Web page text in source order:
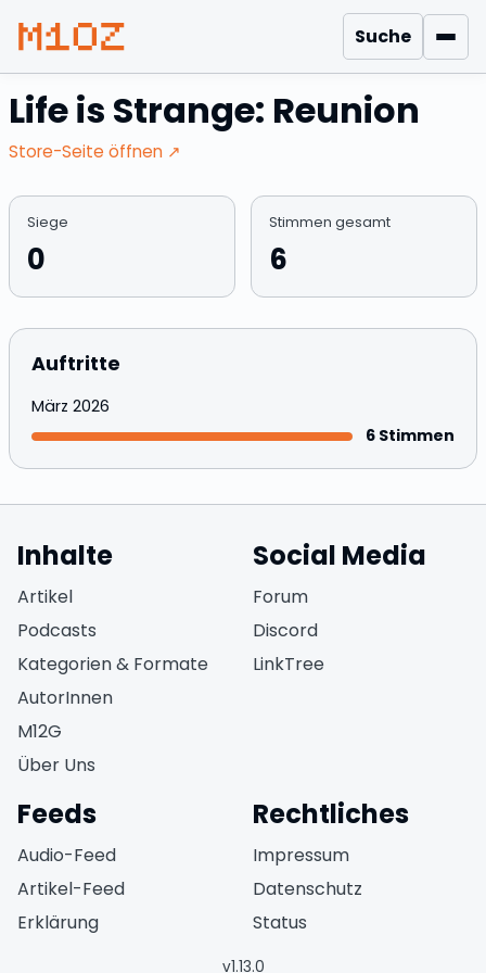
Suche
Life is Strange: Reunion
Store-Seite öffnen ↗
Siege
0
Stimmen gesamt
6
Auftritte
März 2026
6 Stimmen
Inhalte
Artikel
Podcasts
Kategorien & Formate
AutorInnen
M12G
Über Uns
Social Media
Forum(öffnet in neuem
Discord(öffnet in neuem
LinkTree(öffnet in neuem
Feeds
Audio-Feed(öffnet in neuem Fenster)
Artikel-Feed(öffnet in neuem Fenster)
Erklärung
Rechtliches
Impressum
Datenschutz
Status
v1.13.0